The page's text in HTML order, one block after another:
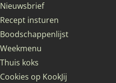
Nieuwsbrief
Recept insturen
Boodschappenlijst
Weekmenu
Thuis koks
Cookies op KookJij